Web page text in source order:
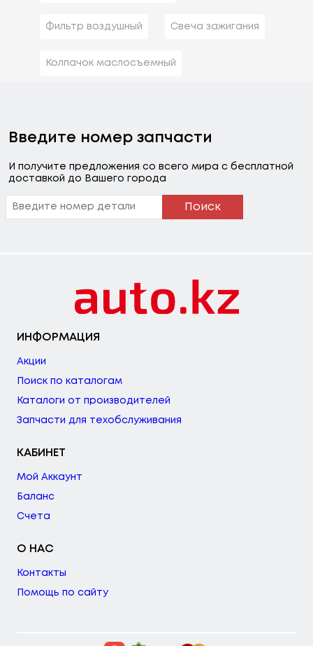
Фильтр воздушный Свеча зажигания
Колпачок маслосъемный
Введите номер запчасти
И получите предложения со всего мира с бесплатной
доставкой до Вашего города
Поиск
ИНФОРМАЦИЯ
Акции
Поиск по каталогам
Каталоги от производителей
Запчасти для техобслуживания
КАБИНЕТ
Мой Аккаунт
Баланс
Счета
О НАС
Контакты
Помощь по сайту